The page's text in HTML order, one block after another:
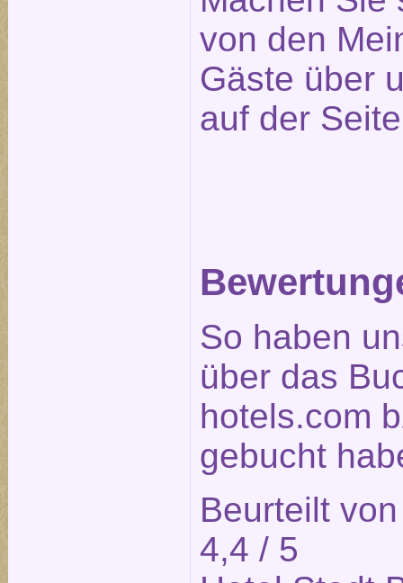
von den
Gäste über
auf der
So haben
über das
hotels.com
gebucht
Beurteilt
4,4 / 5